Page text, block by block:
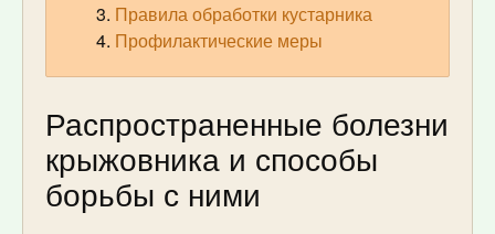
Правила обработки кустарника
Профилактические меры
Распространенные болезни
крыжовника и способы
борьбы с ними